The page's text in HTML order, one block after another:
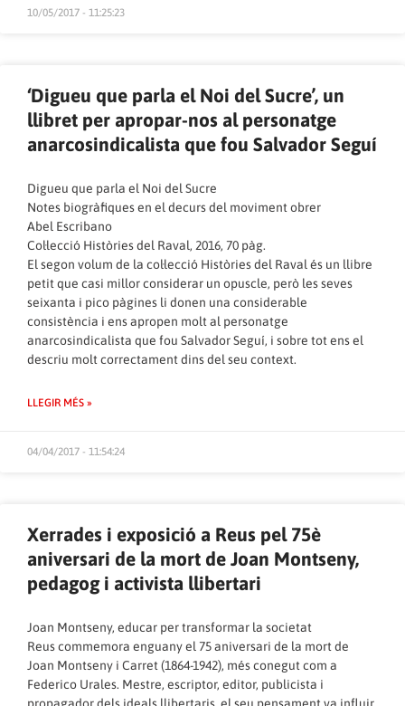
10/05/2017 - 11:25:23
‘Digueu que parla el Noi del Sucre’, un
llibret per apropar-nos al personatge
anarcosindicalista que fou Salvador Seguí
Digueu que parla el Noi del Sucre
Notes biogràfiques en el decurs del moviment obrer
Abel Escribano
Col·lecció Històries del Raval, 2016, 70 pàg.
El segon volum de la col·lecció Històries del Raval és un llibre
petit que casi millor considerar un opuscle, però les seves
seixanta i pico pàgines li donen una considerable
consistència i ens apropen molt al personatge
anarcosindicalista que fou Salvador Seguí, i sobre tot ens el
descriu molt correctament dins del seu context.
LLEGIR MÉS »
04/04/2017 - 11:54:24
Xerrades i exposició a Reus pel 75è
aniversari de la mort de Joan Montseny,
pedagog i activista llibertari
Joan Montseny, educar per transformar la societat
Reus commemora enguany el 75 aniversari de la mort de
Joan Montseny i Carret (1864-1942), més conegut com a
Federico Urales. Mestre, escriptor, editor, publicista i